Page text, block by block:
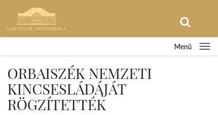
Menü
ORBAISZÉK NEMZETI
KINCSESLÁDÁJÁT
RÖGZÍTETTÉK